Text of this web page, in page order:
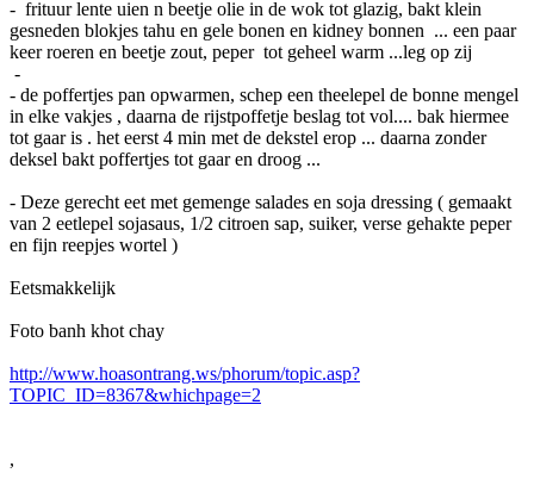
- frituur lente uien n beetje olie in de wok tot glazig, bakt klein
gesneden blokjes tahu en gele bonen en kidney bonnen ... een paar
keer roeren en beetje zout, peper tot geheel warm ...leg op zij
-
- de poffertjes pan opwarmen, schep een theelepel de bonne mengel
in elke vakjes , daarna de rijstpoffetje beslag tot vol.... bak hiermee
tot gaar is . het eerst 4 min met de dekstel erop ... daarna zonder
deksel bakt poffertjes tot gaar en droog ...
- Deze gerecht eet met gemenge salades en soja dressing ( gemaakt
van 2 eetlepel sojasaus, 1/2 citroen sap, suiker, verse gehakte peper
en fijn reepjes wortel )
Eetsmakkelijk
Foto banh khot chay
http://www.hoasontrang.ws/phorum/topic.asp?
TOPIC_ID=8367&whichpage=2
,